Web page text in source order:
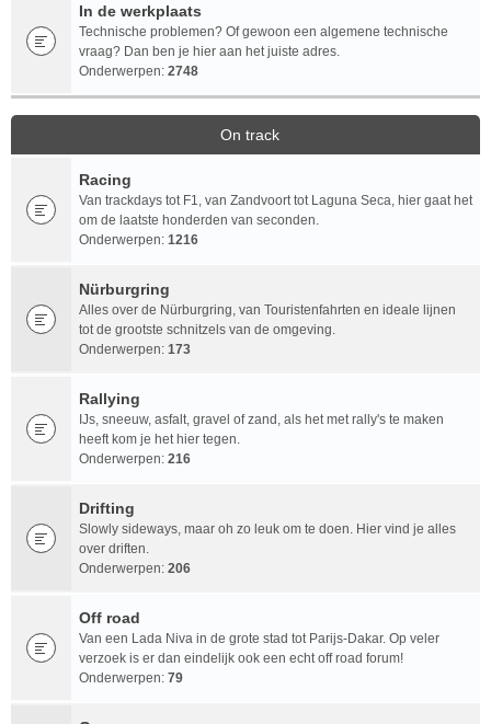
In de werkplaats
Technische problemen? Of gewoon een algemene technische
vraag? Dan ben je hier aan het juiste adres.
Onderwerpen: 2748
On track
Racing
Van trackdays tot F1, van Zandvoort tot Laguna Seca, hier gaat het
om de laatste honderden van seconden.
Onderwerpen: 1216
Nürburgring
Alles over de Nürburgring, van Touristenfahrten en ideale lijnen
tot de grootste schnitzels van de omgeving.
Onderwerpen: 173
Rallying
IJs, sneeuw, asfalt, gravel of zand, als het met rally's te maken
heeft kom je het hier tegen.
Onderwerpen: 216
Drifting
Slowly sideways, maar oh zo leuk om te doen. Hier vind je alles
over driften.
Onderwerpen: 206
Off road
Van een Lada Niva in de grote stad tot Parijs-Dakar. Op veler
verzoek is er dan eindelijk ook een echt off road forum!
Onderwerpen: 79